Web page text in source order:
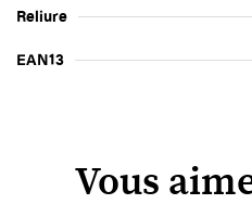
Reliure
EAN13
Vous